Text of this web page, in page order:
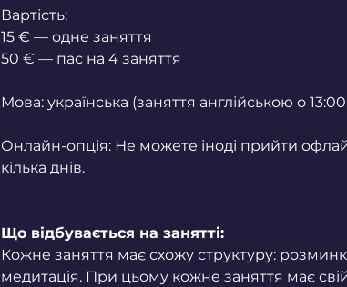
Вартість:
15 € — одне заняття
50 € — пас на 4 заняття
Мова: українська (заняття англійською о
Онлайн-опція: Не можете іноді прийти
кілька днів.
Що відбувається на занятті:
Кожне заняття має схожу структуру:
медитація. При цьому кожне заняття має